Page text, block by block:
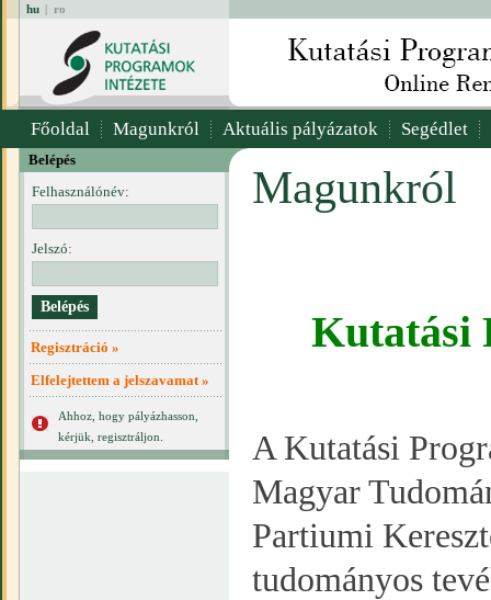
hu | ro
Főoldal Magunkról Aktuális pályázatok Segédlet
Belépés
Felhasználónév:
Jelszó:
Regisztráció »
Elfelejtettem a jelszavamat »
Ahhoz, hogy pályázhasson,
kérjük, regisztráljon.
Magunkról
Kutatási
A Kutatási
Magyar
Partiumi
tudományos